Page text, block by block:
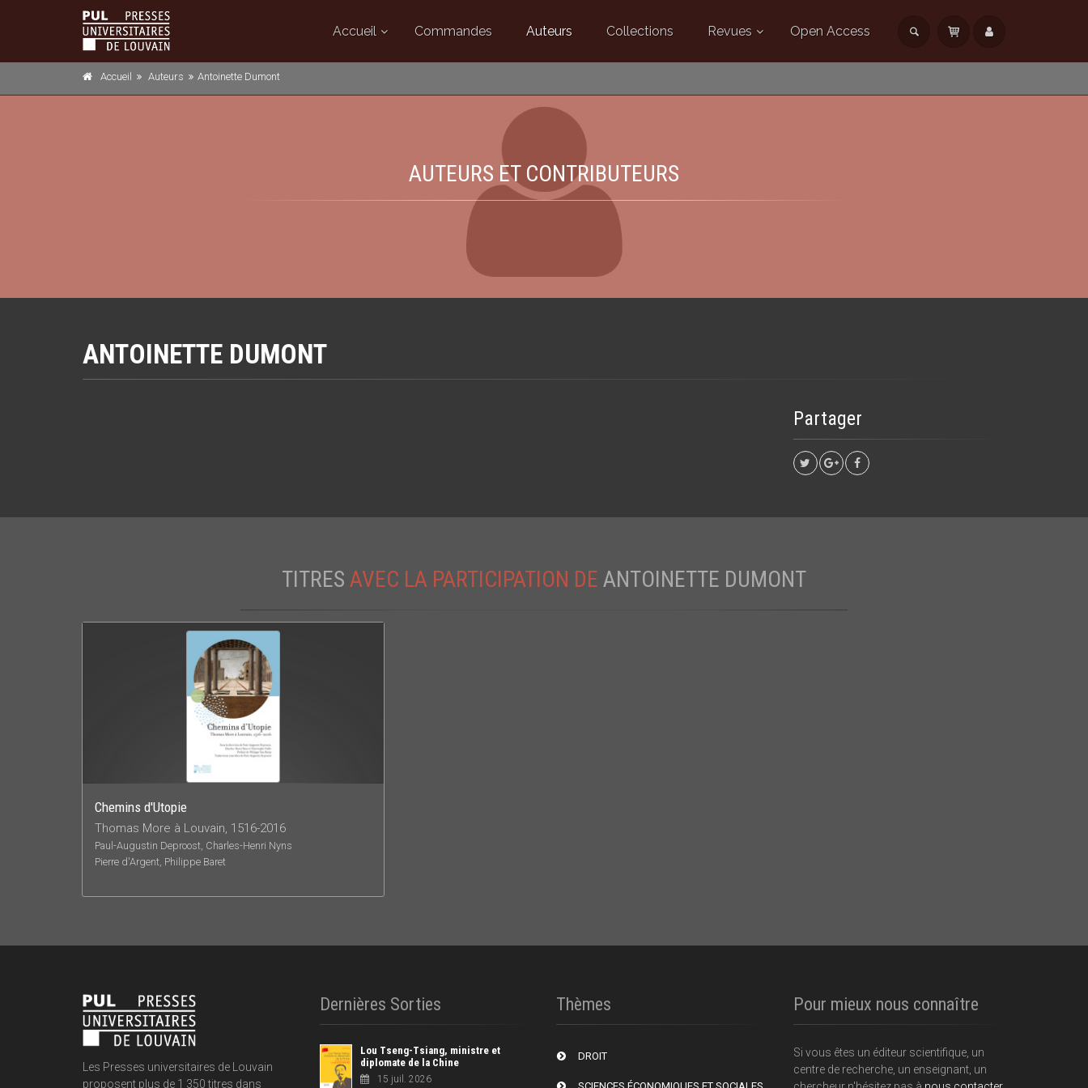
Accueil Commandes Auteurs Collections Revues Open Access
Accueil Auteurs Antoinette Dumont
AUTEURS ET CONTRIBUTEURS
ANTOINETTE DUMONT
Partager
TITRES AVEC LA PARTICIPATION DE ANTOINETTE DUMONT
Chemins d'Utopie
Thomas More à Louvain, 1516-2016
Paul-Augustin Deproost, Charles-Henri Nyns
Pierre d'Argent, Philippe Baret
Les Presses universitaires de Louvain
proposent plus de 1 350 titres dans
Dernières Sorties
Lou Tseng-Tsiang, ministre et
diplomate de la Chine
15 juil. 2026
Thèmes
DROIT
SCIENCES ÉCONOMIQUES ET SOCIALES
Pour mieux nous connaître
Si vous êtes un éditeur scientifique, un
centre de recherche, un enseignant, un